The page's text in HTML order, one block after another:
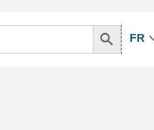
Search
Button
FR